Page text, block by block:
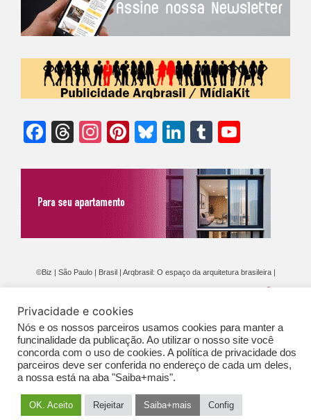
Facebook
Threads
Instagram
Pinterest
Bluesky
LinkedIn
Tumblr
©Biz | São Paulo | Brasil | Arqbrasil: O espaço da arquitetura brasileira |
GERAIS DE PUBLICAÇÃO (CGP
Privacidade e cookies
Nós e os nossos parceiros usamos cookies para manter a
funcinalidade da publicação. Ao utilizar o nosso site você
concorda com o uso de cookies. A política de privacidade dos
parceiros deve ser conferida no endereço de cada um deles,
a nossa está na aba "Saiba+mais".
OK. Aceito Rejeitar Saiba+mais Config